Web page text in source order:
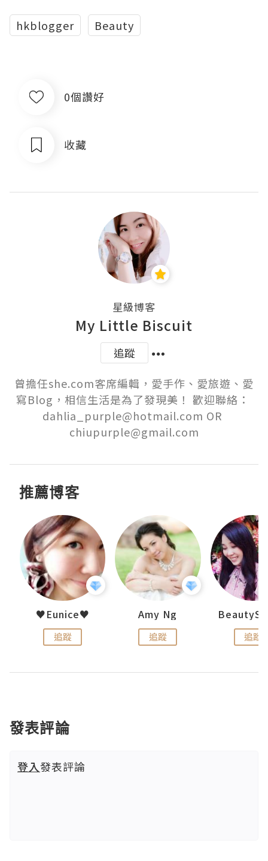
hkblogger Beauty
0個讚好
收藏
星級博客
My Little Biscuit
追蹤
曾擔任she.com客席編輯，愛手作、愛旅遊、愛
寫Blog，相信生活是為了發現美！ 歡迎聯絡：
dahlia_purple@hotmail.com OR
chiupurple@gmail.com
推薦博客
♥Eunice♥
追蹤
Amy Ng
追蹤 追蹤
發表評論
登入發表評論